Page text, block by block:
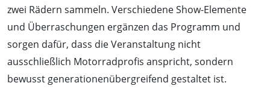
zwei Rädern sammeln. Verschiedene Show-Elemente
und Überraschungen ergänzen das Programm und
sorgen dafür, dass die Veranstaltung nicht
ausschließlich Motorradprofis anspricht, sondern
bewusst generationenübergreifend gestaltet ist.